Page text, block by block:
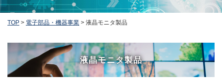
TOP > 電子部品・機器事業 > 液晶モニタ製品
液晶モニタ製品